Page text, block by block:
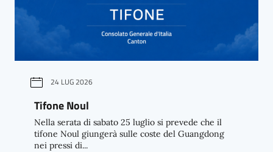
24 LUG 2026
Tifone Noul
Nella serata di sabato 25 luglio si prevede che il
tifone Noul giungerà sulle coste del Guangdong
nei pressi di...